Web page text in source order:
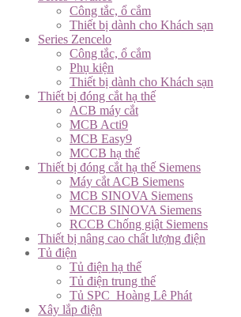
Công tắc, ổ cắm
Thiết bị dành cho Khách sạn
Series Zencelo
Công tắc, ổ cắm
Phụ kiện
Thiết bị dành cho Khách sạn
Thiết bị đóng cắt hạ thế
ACB máy cắt
MCB Acti9
MCB Easy9
MCCB hạ thế
Thiết bị đóng cắt hạ thế Siemens
Máy cắt ACB Siemens
MCB SINOVA Siemens
MCCB SINOVA Siemens
RCCB Chống giật Siemens
Thiết bị nâng cao chất lượng điện
Tủ điện
Tủ điện hạ thế
Tủ điện trung thế
Tủ SPC_Hoàng Lê Phát
Xây lắp điện